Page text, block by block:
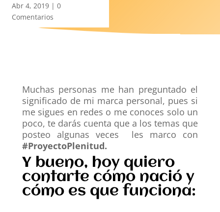
Abr 4, 2019 |0
Comentarios
Muchas personas me han preguntado el
significado de mi marca personal, pues si
me sigues en redes o me conoces solo un
poco, te darás cuenta que a los temas que
posteo algunas veces les marco con
#ProyectoPlenitud.
Y bueno, hoy quiero
contarte cómo nació y
cómo es que funciona: